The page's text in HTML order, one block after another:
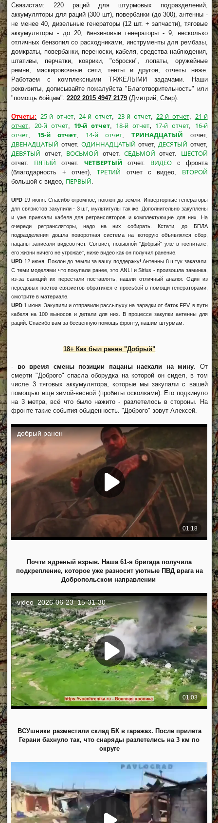
Связистам: 220 раций для штурмовых подразделений,
аккумуляторы для раций (300 шт), повербанки (до 300), антенны -
не менее 40, дизельные генераторы (12 шт. + запчасти), тяговые
аккумуляторы - до 20, бензиновые генераторы - 9, несколько
отличных бензопил со расходниками, инструменты для рембазы,
домкраты, повербанки, переноски, кабеля, средства наблюдения,
штативы, перчатки, коврики, "сброски", лопаты, оружейные
ремни, маскировочные сети, тенты и другое, отчеты ниже.
Работаем с комплексными ТЯЖЕЛЫМИ задачами. Наши
реквизиты, дописывайте пожалуйста "Благотворительность" или
"помощь бойцам":2202 2015 4947 2179 (Дмитрий, Сбер).
Отчеты: 25-й отчет, 24-й отчет 23-й отчет, 22-й отчет, 21-й
отчет
20-й отчет, 19-й отчет, 18-й отчет, 17-й отчет
16-й
отчет
15-й отчет 14-й отчет, ТРИНАДЦАТЫЙ отчет,
ДВЕНАДЦАТЫЙ отчет. ОДИННАДЦАТЫЙ отчет, ДЕСЯТЫЙ отчет,
ДЕВЯТЫЙ отчет, ВОСЬМОЙ отчет. СЕДЬМОЙ отчет. ШЕСТОЙ
отчет. ПЯТЫЙ отчет. ЧЕТВЕРТЫЙ отчет. ВИДЕО с фронта
(благодарность + отчет),ТРЕТИЙ отчет с видео, ВТОРОЙ
большой с видео, ПЕРВЫЙ
UPD 19 июня. Спасибо огромное, поклон до земли. Инверторные генераторы
для связистов закупили - 3 шт, мультитулы так же. Дополнительно закуплены
и уже приехали кабеля для ретрансляторов и комплектующие для них. На
очереди ретрансляторы, надо на них собирать. Кстати, до БПЛА
подразделения дошла поворотная система на которую объявлялся сбор,
пацаны записали видеоотчет. Связист, позывной "Добрый" уже в госпитале,
его жизни ничего не угрожает, ниже видео как он получил ранение.
UPD 12 июня. Поклон до земли за вашу поддержку! Антенны 8 штук заказали.
С теми моделями что покупали ранее, это ANLI и Sirius - произошла заминка,
из-за санкций их перестали поставлять, нашли отличный аналог. Один из
передовых постов связистов обратился с просьбой в помощи генераторами,
смотрите в материале.
UPD 1 июня. Закупили и отправили рассыпуху на зарядки от баток FPV, в пути
кабеля на 100 выносов и детали для них. В процессе закупки антенны для
раций. Спасибо вам за бесценную помощь фронту, нашим штурмам.
18+ Как был ранен "Добрый"
- во время смены позиции пацаны наехали на мину . От
смерти "Доброго" спасла оборудка на которой он сидел, в том
числе 3 тяговых аккумулятора, которые мы закупали с вашей
помощью еще зимой-весной (пробиты осколками). Его подкинуло
на 3 метра, всё что было нажито - разлетелось в стороны. На
фронте такие события обыденность. "Доброго" зовут Алексей.
Почти ядреный взрыв. Наша 61-я бригада получила
подкрепление, которое уже разносит уютные ПВД врага на
Добропольском направлении
ВСУшники разместили склад БК в гаражах. После прилета
Герани бахнуло так, что снаряды разлетелись на 3 км по
округе